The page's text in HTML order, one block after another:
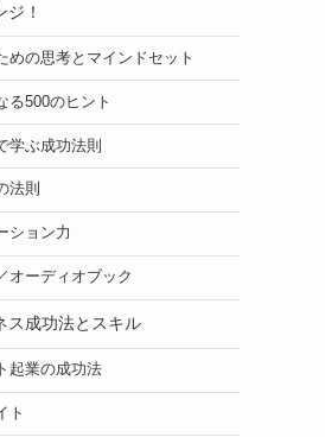
！
めの思考とマインドセット
る500のヒント
学ぶ成功法則
法則
ション力
オーディオブック
ス成功法とスキル
起業の成功法
ト